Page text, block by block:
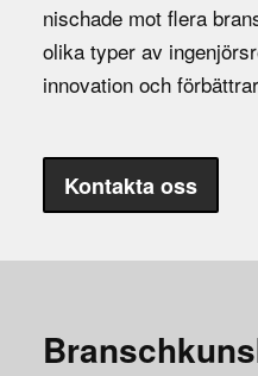
nischade mot flera
olika typer av
innovation och
Kontakta oss